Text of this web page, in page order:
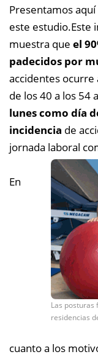
Presentamos
este estudio.Este
muestra que el
padecidos por
accidentes ocurre
de los 40 a los 54
lunes como día
incidencia de
jornada laboral
Las posturas
residencias
En
cuanto a los